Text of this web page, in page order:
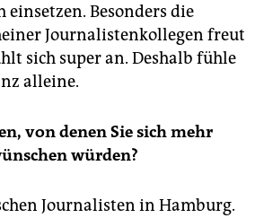
einsetzen. Besonders die
Journalistenkollegen freut
sich super an. Deshalb fühle
alleine.
von denen Sie sich mehr
würden?
Journalisten in Hamburg.